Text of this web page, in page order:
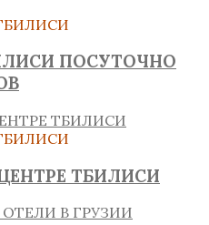
ПОСУТОЧНО
ТБИЛИСИ